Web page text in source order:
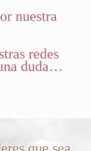
nuestra
redes
duda…
que sea